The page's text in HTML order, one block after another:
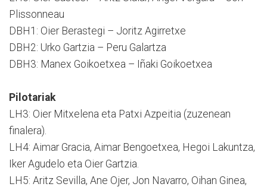
Plissonneau
DBH1: Oier Berastegi – Joritz Agirretxe
DBH2: Urko Gartzia – Peru Galartza
DBH3: Manex Goikoetxea – Iñaki Goikoetxea
Pilotariak
LH3: Oier Mitxelena eta Patxi Azpeitia (zuzenean
finalera).
LH4: Aimar Gracia, Aimar Bengoetxea, Hegoi Lakuntza,
Iker Agudelo eta Oier Gartzia.
LH5: Aritz Sevilla, Ane Ojer, Jon Navarro, Oihan Ginea,